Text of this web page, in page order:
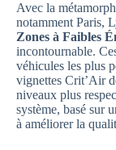
Avec la
notamment Paris,
Zones à Faibles
incontournable.
véhicules les plus
vignettes Crit’Air
niveaux plus
système, basé sur
à améliorer la